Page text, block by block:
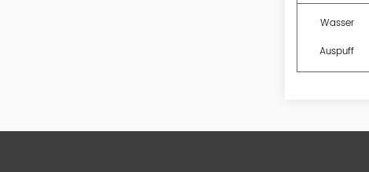
Wasser
Auspuff